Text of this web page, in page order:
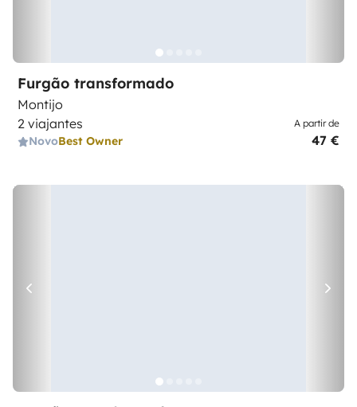
Furgão transformado
Montijo
2 viajantes
NovoBest Owner
A partir de
47 €